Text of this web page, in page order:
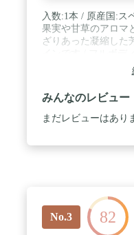
入数:1本 / 原産国:ス
果実や甘草のアロマ
ざりあった凝縮した
ンステーキ) / ぶど
ラニーリョ)種主体 /
トル / レセルバ級格
熟成によるトースト
香、長い余韻などが
みんなのレビュー
まだレビューはあり
No.3 82